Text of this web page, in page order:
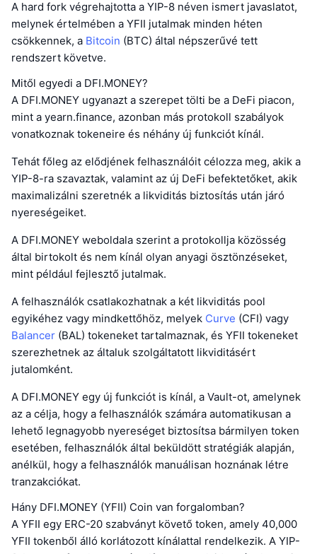
A hard fork végrehajtotta a YIP-8 néven ismert javaslatot,
melynek értelmében a YFII jutalmak minden héten
csökkennek, a Bitcoin (BTC) által népszerűvé tett
rendszert követve.
Mitől egyedi a DFI.MONEY?
A DFI.MONEY ugyanazt a szerepet tölti be a DeFi piacon,
mint a yearn.finance, azonban más protokoll szabályok
vonatkoznak tokeneire és néhány új funkciót kínál.
Tehát főleg az elődjének felhasználóit célozza meg, akik a
YIP-8-ra szavaztak, valamint az új DeFi befektetőket, akik
maximalizálni szeretnék a likviditás biztosítás után járó
nyereségeiket.
A DFI.MONEY weboldala szerint a protokollja közösség
által birtokolt és nem kínál olyan anyagi ösztönzéseket,
mint például fejlesztő jutalmak.
A felhasználók csatlakozhatnak a két likviditás pool
egyikéhez vagy mindkettőhöz, melyek Curve (CFI) vagy
Balancer (BAL) tokeneket tartalmaznak, és YFII tokeneket
szerezhetnek az általuk szolgáltatott likviditásért
jutalomként.
A DFI.MONEY egy új funkciót is kínál, a Vault-ot, amelynek
az a célja, hogy a felhasználók számára automatikusan a
lehető legnagyobb nyereséget biztosítsa bármilyen token
esetében, felhasználók által beküldött stratégiák alapján,
anélkül, hogy a felhasználók manuálisan hoznának létre
tranzakciókat.
Hány DFI.MONEY (YFII) Coin van forgalomban?
A YFII egy ERC-20 szabványt követő token, amely 40,000
YFII tokenből álló korlátozott kínálattal rendelkezik. A YIP-